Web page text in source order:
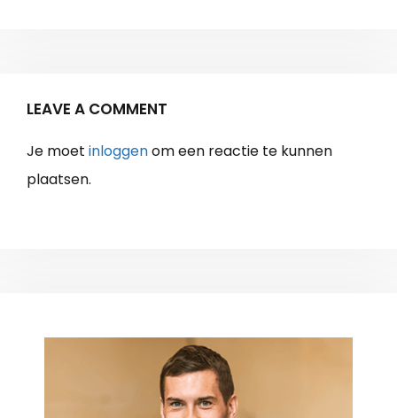
LEAVE A COMMENT
Je moet inloggenom een reactie te kunnen
plaatsen.